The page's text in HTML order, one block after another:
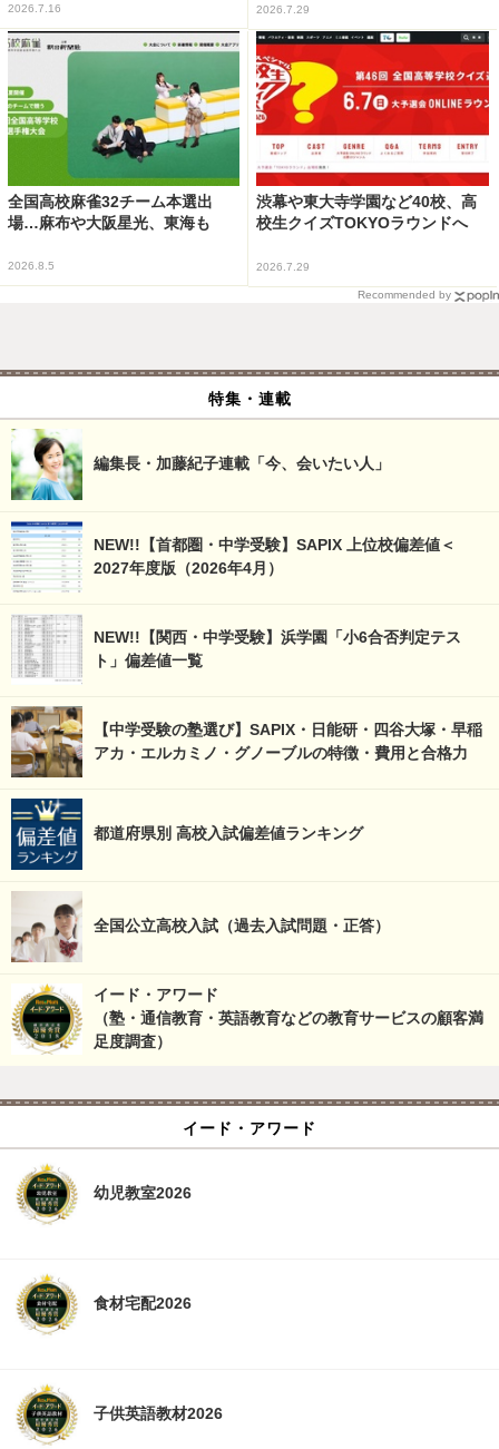
2026.7.16 2026.7.29
全国高校麻雀32チーム本選出
場…麻布や大阪星光、東海も
2026.8.5
渋幕や東大寺学園など40校、高
校生クイズTOKYOラウンドへ
2026.7.29
Recommended by
特集・連載
編集長・加藤紀子連載「今、会いたい人」
NEW!!【首都圏・中学受験】SAPIX 上位校偏差値＜
2027年度版（2026年4月）
NEW!!【関西・中学受験】浜学園「小6合否判定テス
ト」偏差値一覧
【中学受験の塾選び】SAPIX・日能研・四谷大塚・早稲
アカ・エルカミノ・グノーブルの特徴・費用と合格力
都道府県別 高校入試偏差値ランキング
全国公立高校入試（過去入試問題・正答）
イード・アワード
（塾・通信教育・英語教育などの教育サービスの顧客満
足度調査）
イード・アワード
幼児教室2026
食材宅配2026
子供英語教材2026